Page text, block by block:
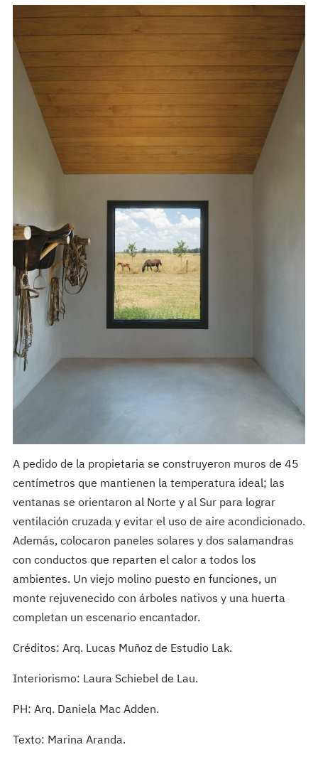
A pedido de la propietaria se construyeron muros de 45
centímetros que mantienen la temperatura ideal; las
ventanas se orientaron al Norte y al Sur para lograr
ventilación cruzada y evitar el uso de aire acondicionado.
Además, colocaron paneles solares y dos salamandras
con conductos que reparten el calor a todos los
ambientes. Un viejo molino puesto en funciones, un
monte rejuvenecido con árboles nativos y una huerta
completan un escenario encantador.
Créditos: Arq. Lucas Muñoz de Estudio Lak.
Interiorismo: Laura Schiebel de Lau.
PH: Arq. Daniela Mac Adden.
Texto: Marina Aranda.